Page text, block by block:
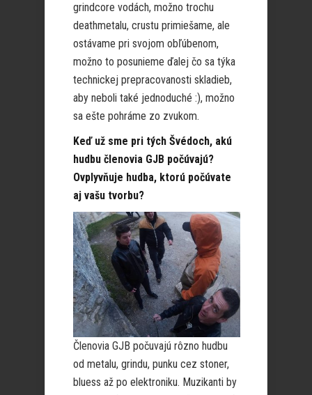
grindcore vodách, možno trochu
deathmetalu, crustu primiešame, ale
ostávame pri svojom obľúbenom,
možno to posunieme ďalej čo sa týka
technickej prepracovanosti skladieb,
aby neboli také jednoduché :), možno
sa ešte pohráme zo zvukom.
Keď už sme pri tých Švédoch, akú
hudbu členovia GJB počúvajú?
Ovplyvňuje hudba, ktorú počúvate
aj vašu tvorbu?
Členovia GJB počuvajú rôzno hudbu
od metalu, grindu, punku cez stoner,
bluess až po elektroniku. Muzikanti by